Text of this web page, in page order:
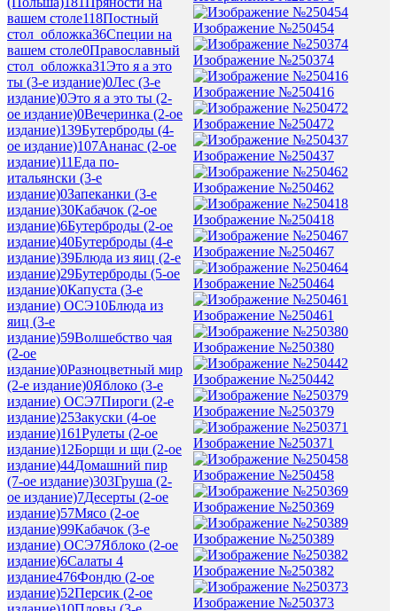
вашем столе118Постный
стол_обложка36Специи на
вашем столе0Православный
стол_обложка31 Это я а это
ты (3-е издание)0Лес (3-е
издание)0Это я а это ты (2-
ое издание)0Вечеринка (2-ое
издание)139Бутерброды (4-
ое издание)107Ананас (2-ое
издание)11Еда по-
итальянски (3-е
издание)0Запеканки (3-е
издание)30Кабачок (2-ое
издание)6Бутерброды (2-ое
издание)40Бутерброды (4-е
издание)39Блюда из яиц (2-е
издание)29Бутерброды (5-ое
издание)0Капуста (3-е
издание) ОСЭ10Блюда из
яиц (3-е
издание)59Волшебство чая
(2-ое
издание)0Разноцветный мир
(2-е издание)0Яблоко (3-е
издание) ОСЭ7Пироги (2-е
издание)25Закуски (4-ое
издание)161Рулеты (2-ое
издание)12Борщи и щи (2-ое
издание)44Домашний пир
(7-ое издание)303Груша (2-
ое издание)7Десерты (2-ое
издание)57Мясо (2-ое
издание)99Кабачок (3-е
издание) ОСЭ7Яблоко (2-ое
издание)6Салаты 4
издание476Фондю (2-ое
издание)52Персик (2-ое
Изображение №250454
Изображение №250374
Изображение №250416
Изображение №250472
Изображение №250437
Изображение №250462
Изображение №250418
Изображение №250467
Изображение №250464
Изображение №250461
Изображение №250380
Изображение №250442
Изображение №250379
Изображение №250371
Изображение №250458
Изображение №250369
Изображение №250389
Изображение №250382
Изображение №250373